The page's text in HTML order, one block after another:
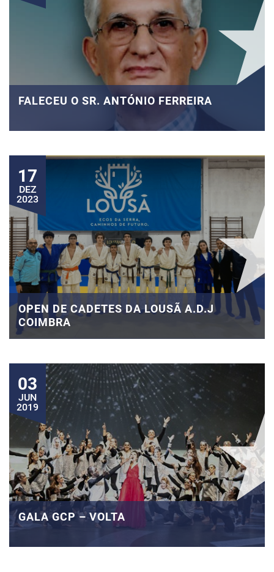
FALECEU O SR. ANTÓNIO FERREIRA
17
DEZ
2023
OPEN DE CADETES DA LOUSÃ A.D.J
COIMBRA
03
JUN
2019
GALA GCP – VOLTA